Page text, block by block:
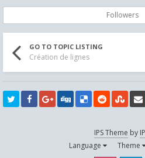
Followers
GO TO TOPIC LISTING
Création de lignes
IPS Theme by
Language
Theme